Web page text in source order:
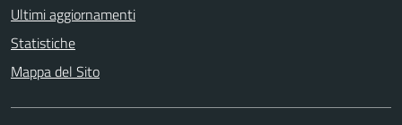
Ultimi aggiornamenti
Statistiche
Mappa del Sito